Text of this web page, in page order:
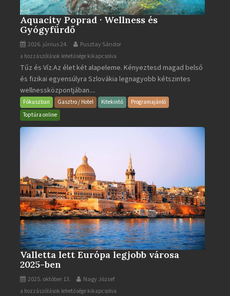
Aquacity Poprad · Wellness és
Gyógyfürdő
2026. június 24. Pusztay Sándor
Aquacity
Poprad
·
Wellness
és
Gyógyfürdő
a hozzászólások lehetősége kikapcsolva
Tűz és Víz.Az élet két alapeleme. Kényeztesd magad belső
és fizikai egyensúlyra Szlovákia legnagyobb kétszintes
wellnessközpontjában....
Fókuszban Gasztro / Hotel Kitekintő
Programajánló
Toptúra online
Valletta lett Európa legjobb városa
2025-ben
2025. október 13. Nagy József
Valletta
a hozzászólások lehetősége kikapcsolva